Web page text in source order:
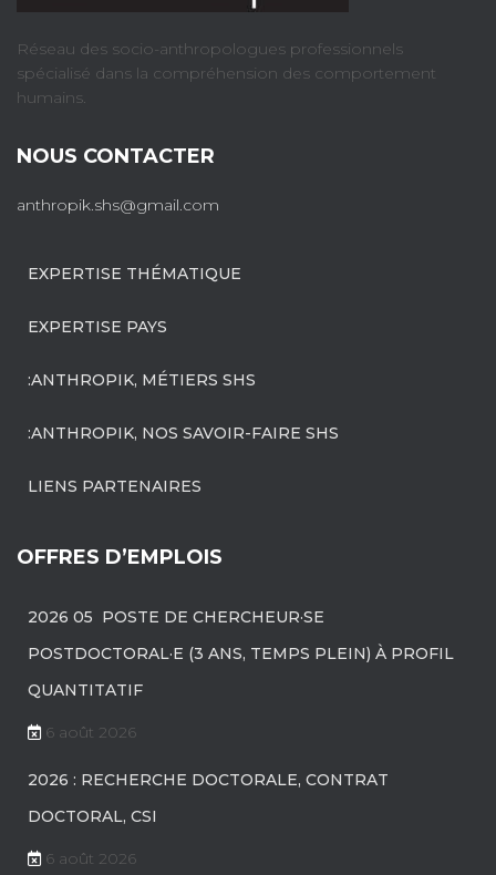
Réseau des socio-anthropologues professionnels
spécialisé dans la compréhension des comportement
humains.
NOUS CONTACTER
anthropik.shs@gmail.com
EXPERTISE THÉMATIQUE
EXPERTISE PAYS
:ANTHROPIK, MÉTIERS SHS
:ANTHROPIK, NOS SAVOIR-FAIRE SHS
LIENS PARTENAIRES
OFFRES D’EMPLOIS
2026 05 POSTE DE CHERCHEUR·SE
POSTDOCTORAL·E (3 ANS, TEMPS PLEIN) À PROFIL
QUANTITATIF
6 août 2026
2026 : RECHERCHE DOCTORALE, CONTRAT
DOCTORAL, CSI
6 août 2026